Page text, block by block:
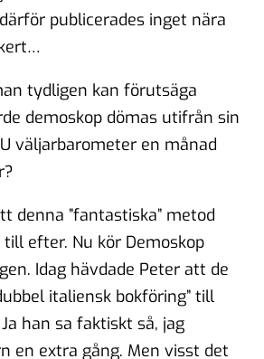
publicerades inget nära
tydligen kan förutsäga
demoskop dömas utifrån sin
väljarbarometer en månad
denna ”fantastiska” metod
efter. Nu kör Demoskop
Idag hävdade Peter att de
italiensk bokföring” till
han sa faktiskt så, jag
en extra gång. Men visst det